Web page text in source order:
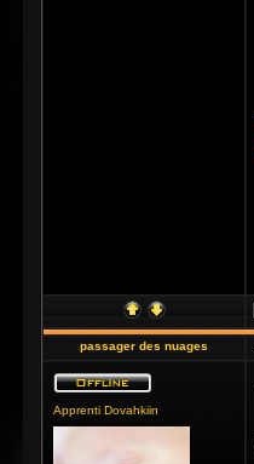
passager des nuages
Apprenti Dovahkiin